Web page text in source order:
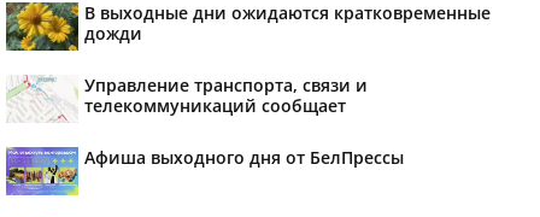
В выходные дни ожидаются кратковременные
дожди
Управление транспорта, связи и
телекоммуникаций сообщает
Афиша выходного дня от БелПрессы